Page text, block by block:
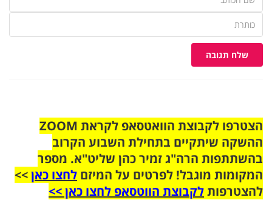
שלח תגובה
הצטרפו לקבוצת הוואטסאפ לקראת ZOOM
ההשקה שיתקיים בתחילת השבוע הקרוב
בהשתתפות הרה"ג זמיר כהן שליט"א. מספר
המקומות מוגבל! לפרטים על המיזם לחצו כאן>>
להצטרפותלקבוצת הווטסאפ לחצו כאן >>